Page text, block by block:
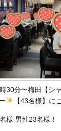
30分〜梅田【シ
【43名様】に
様 男性23名様！